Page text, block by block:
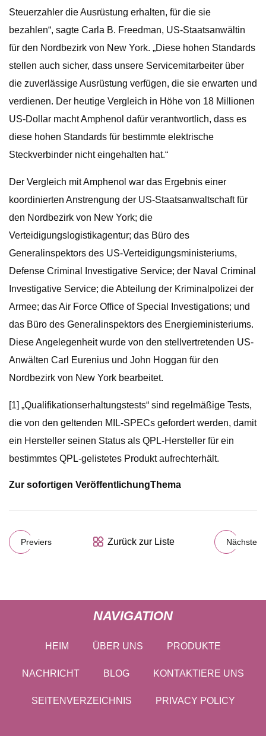
Steuerzahler die Ausrüstung erhalten, für die sie
bezahlen“, sagte Carla B. Freedman, US-Staatsanwältin
für den Nordbezirk von New York. „Diese hohen Standards
stellen auch sicher, dass unsere Servicemitarbeiter über
die zuverlässige Ausrüstung verfügen, die sie erwarten und
verdienen. Der heutige Vergleich in Höhe von 18 Millionen
US-Dollar macht Amphenol dafür verantwortlich, dass es
diese hohen Standards für bestimmte elektrische
Steckverbinder nicht eingehalten hat.“
Der Vergleich mit Amphenol war das Ergebnis einer
koordinierten Anstrengung der US-Staatsanwaltschaft für
den Nordbezirk von New York; die
Verteidigungslogistikagentur; das Büro des
Generalinspektors des US-Verteidigungsministeriums,
Defense Criminal Investigative Service; der Naval Criminal
Investigative Service; die Abteilung der Kriminalpolizei der
Armee; das Air Force Office of Special Investigations; und
das Büro des Generalinspektors des Energieministeriums.
Diese Angelegenheit wurde von den stellvertretenden US-
Anwälten Carl Eurenius und John Hoggan für den
Nordbezirk von New York bearbeitet.
[1] „Qualifikationserhaltungstests“ sind regelmäßige Tests,
die von den geltenden MIL-SPECs gefordert werden, damit
ein Hersteller seinen Status als QPL-Hersteller für ein
bestimmtes QPL-gelistetes Produkt aufrechterhält.
Zur sofortigen VeröffentlichungThema
Previers Zurück zur Liste Nächste
NAVIGATION
HEIM ÜBER UNS PRODUKTE
NACHRICHT BLOG KONTAKTIERE UNS
SEITENVERZEICHNIS PRIVACY POLICY